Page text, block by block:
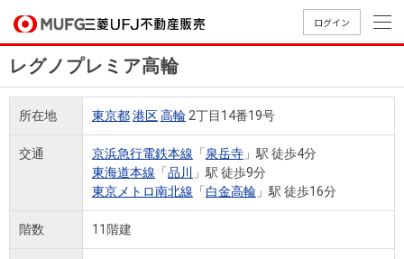
ログイン
買いたいTOP
売りたいTOP
店舗案内TOP
会社情報TOP
採用情報TOP
買いたい
売りたい
会社情報
レグノプレミア高輪
所在地 東京都港区高輪 2丁目14番19号
交通 京浜急行電鉄本線 「泉岳寺 」駅 徒歩4分
東海道本線 「品川
」駅 徒歩9分
東京メトロ南北線 「白金高輪 」駅 徒歩16分
階数 11階建